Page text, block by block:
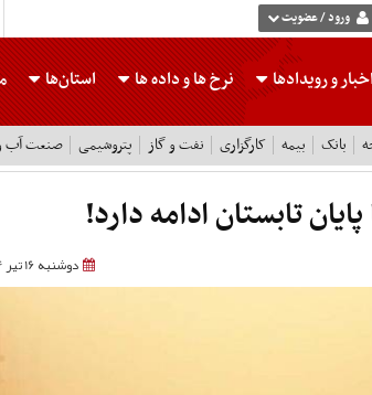
ورود / عضویت
اخبار و رویدادها نرخ هاو داده ها استان‌ها
بانک بیمه کارگزاری نفت و گاز پتروشیمی صنعت آب
تابستان ادامه دارد!
دوشنبه 16 تیر 1404